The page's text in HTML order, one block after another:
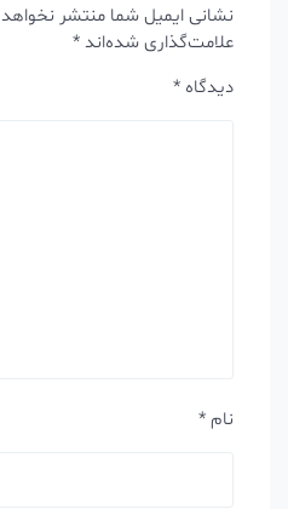
نشانی ایمیل شما منتشر نخواهد شد.
علامت‌گذاری شده‌اند*
دیدگاه*